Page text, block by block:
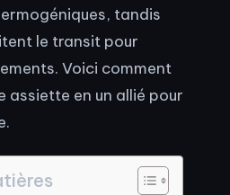
tandis
le transit pour
Voici comment
assiette en un allié pour